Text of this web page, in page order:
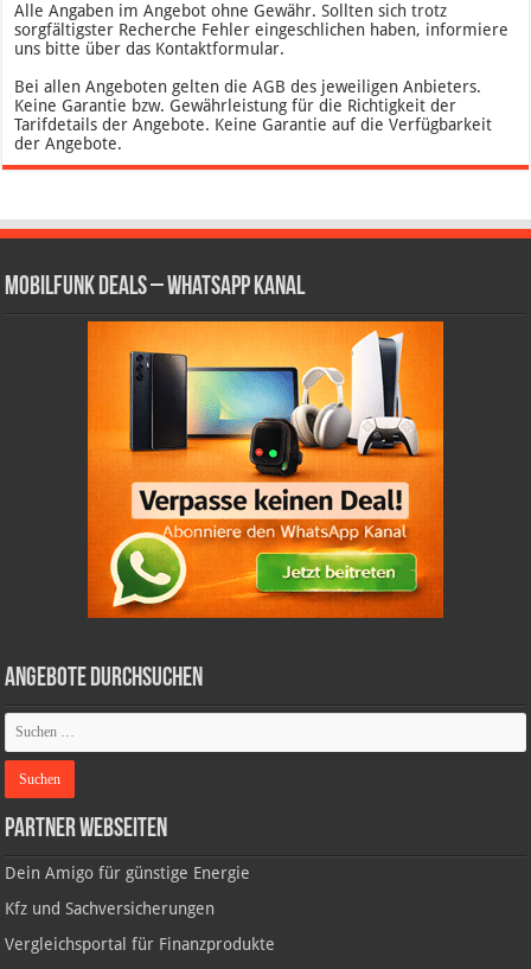
Alle Angaben im Angebot ohne Gewähr. Sollten sich trotz
sorgfältigster Recherche Fehler eingeschlichen haben, informiere
uns bitte über das Kontaktformular.
Bei allen Angeboten gelten die AGB des jeweiligen Anbieters.
Keine Garantie bzw. Gewährleistung für die Richtigkeit der
Tarifdetails der Angebote. Keine Garantie auf die Verfügbarkeit
der Angebote.
Mobilfunk Deals – WhatsApp Kanal
Angebote durchsuchen
Partner Webseiten
Dein Amigo für günstige Energie
Kfz und Sachversicherungen
Vergleichsportal für Finanzprodukte